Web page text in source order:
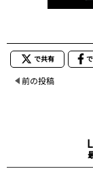
で共有
前の投稿